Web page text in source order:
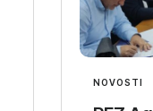
NOVOSTI